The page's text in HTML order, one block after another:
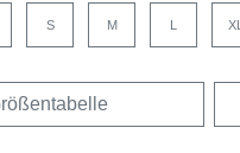
S M L XL